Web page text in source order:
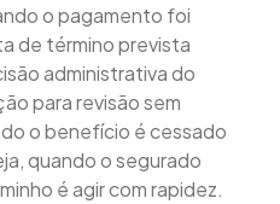
o pagamento foi
de término prevista
administrativa do
para revisão sem
o benefício é cessado
quando o segurado
é agir com rapidez.